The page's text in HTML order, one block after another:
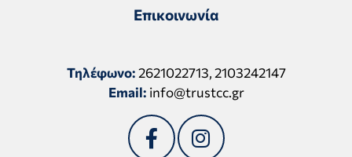
Επικοινωνία
Τηλέφωνο:2621022713,2103242147
Email: info@trustcc.gr